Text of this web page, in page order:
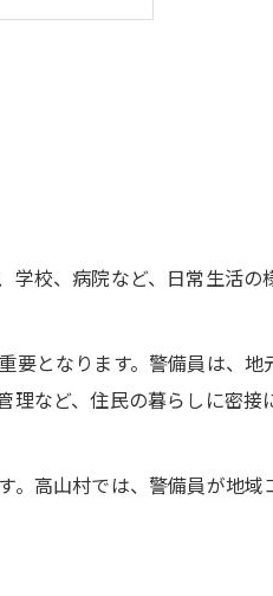
詳しく紹介
に迫る
安心感
の安定性
と背景
構えとは
ント紹介
校、病院など、日常生活
となります。警備員は、
など、住民の暮らしに密
高山村では、警備員が地域